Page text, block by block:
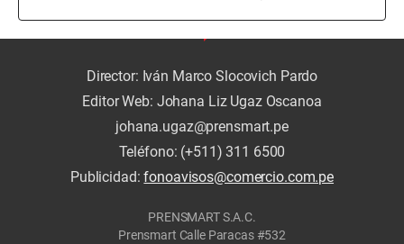
Director: Iván Marco Slocovich Pardo
Editor Web: Johana Liz Ugaz Oscanoa
johana.ugaz@prensmart.pe
Teléfono: (+511) 311 6500
Publicidad:fonoavisos@comercio.com.pe
PRENSMART S.A.C.
Prensmart Calle Paracas #532